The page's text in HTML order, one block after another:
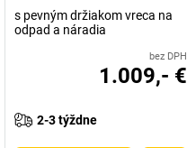
s pevným držiakom vreca na
odpad a náradia
bez DPH
1.009,- €
2-3 týždne